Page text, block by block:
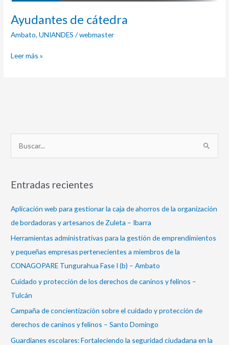
Ayudantes de cátedra
Ambato,UNIANDES /webmaster
Leer más »
c
r
Entradas recientes
Aplicación web para gestionar la caja de ahorros de la organización
de bordadoras y artesanos de Zuleta – Ibarra
Herramientas administrativas para la gestión de emprendimientos
y pequeñas empresas pertenecientes a miembros de la
CONAGOPARE Tungurahua Fase I (b) – Ambato
Cuidado y protección de los derechos de caninos y felinos –
Tulcán
Campaña de concientización sobre el cuidado y protección de
derechos de caninos y felinos – Santo Domingo
Guardianes escolares: Fortaleciendo la seguridad ciudadana en la